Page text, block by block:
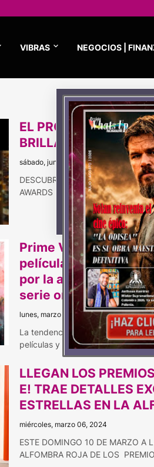
VIBRAS NEGOCIOS |
EL PRÓXIMO 5 DE
BRILLAR EN LA
sábado, junio 01, 2024
DESCUBRE LOS NOMINADOS A
AWARDS • El edificio inteligente
Prime Video revela
películas en español,
por la alfombra en
serie original, Reina
lunes, marzo 18, 2024
La tendencia global del público
películas y ser…
LLEGAN LOS
E! TRAE DETALLES
ESTRELLAS EN LA
miércoles, marzo 06, 2024
ESTE DOMINGO 10 DE MARZO A
ALFOMBRA ROJA DE LOS